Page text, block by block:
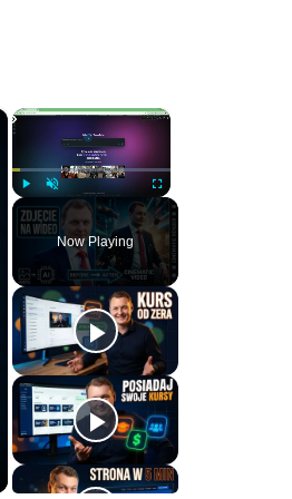
×
l
y
n
u
t
F
l
s
c
r
e
e
Now Playing